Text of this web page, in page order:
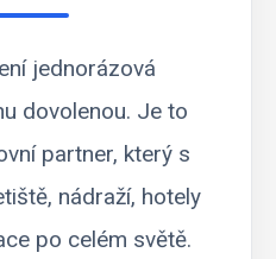
jednorázová
dovolenou. Je to
partner, který s
nádraží, hotely
po celém světě.